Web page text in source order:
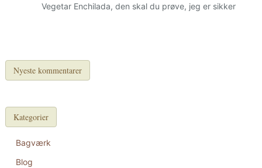
Vegetar Enchilada, den skal du prøve, jeg er sikker
Nyeste kommentarer
Kategorier
Bagværk
Blog